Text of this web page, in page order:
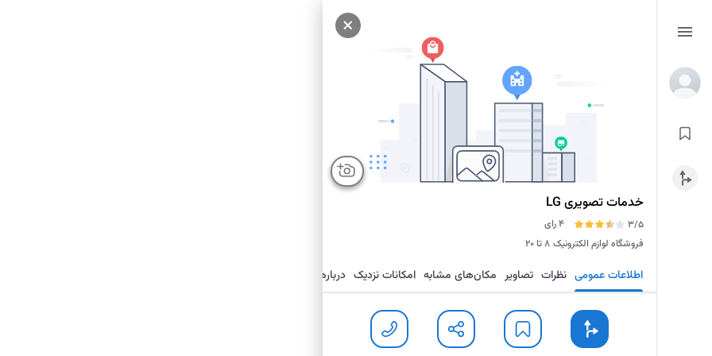
خدمات تصویری LG
3/5
4 رای
فروشگاه لوازم الکترونیک ۸ تا ۲۰
اطلاعات عمومی نظرات تصاویر مکان‌های مشابه امکانات نزدیک درباره